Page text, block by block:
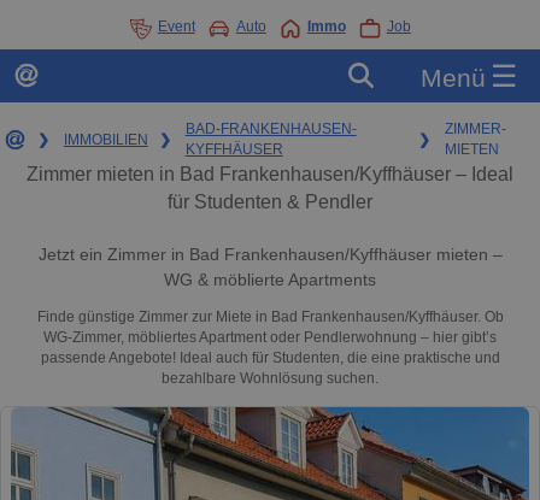
Event Auto Immo Job
Menü ☰
❯ IMMOBILIEN ❯
BAD-FRANKENHAUSEN-
KYFFHÄUSER
❯
ZIMMER-
MIETEN
Zimmer mieten in Bad Frankenhausen/Kyffhäuser – Ideal
für Studenten & Pendler
Jetzt ein Zimmer in Bad Frankenhausen/Kyffhäuser mieten –
WG & möblierte Apartments
Finde günstige Zimmer zur Miete in Bad Frankenhausen/Kyffhäuser. Ob
WG-Zimmer, möbliertes Apartment oder Pendlerwohnung – hier gibt’s
passende Angebote! Ideal auch für Studenten, die eine praktische und
bezahlbare Wohnlösung suchen.